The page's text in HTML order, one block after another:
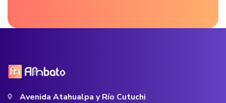
Avenida Atahualpa y Río Cutuchi